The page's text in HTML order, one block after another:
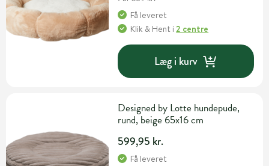
Få leveret
Klik & Hent i2 centre
Læg i kurv
Designed by Lotte hundepude,
rund, beige 65x16 cm
599,95 kr.
Få leveret